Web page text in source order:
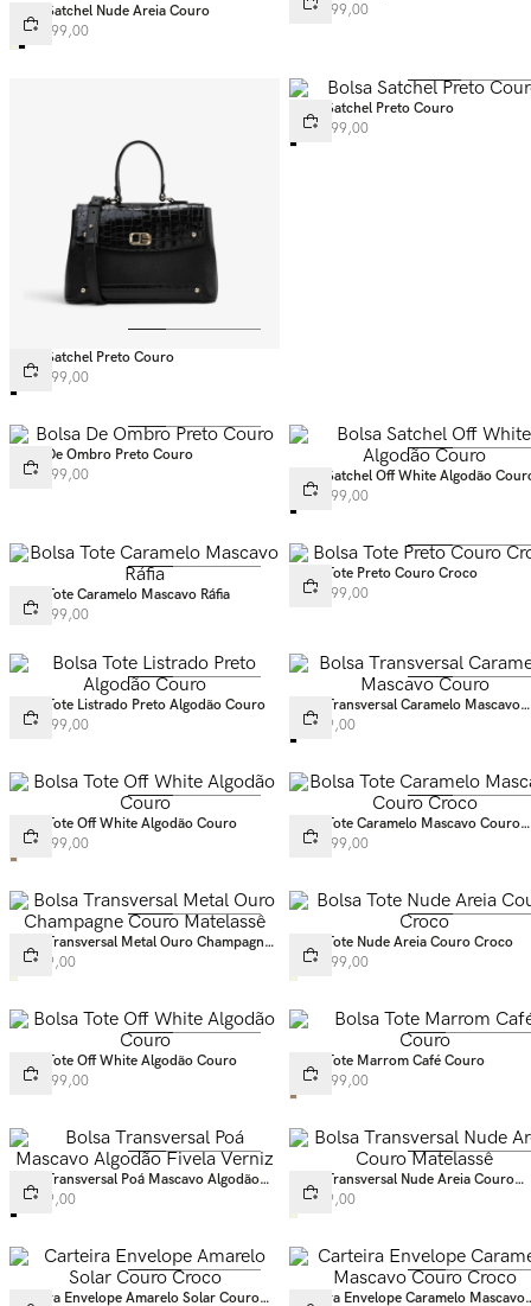
Bolsa Satchel Nude Areia Couro
R$ 1 399,00
R$ 1 499,00
Bolsa Satchel Preto Couro
R$ 1 399,00
Bolsa Satchel Preto Couro
R$ 1 599,00
Bolsa De Ombro Preto Couro
R$ 1 599,00
Bolsa Satchel Off White Algodão
R$ 1 599,00
Bolsa Tote Caramelo Mascavo Ráfia
R$ 1 499,00
Bolsa Tote Preto Couro Croco
R$ 1 499,00
Bolsa Tote Listrado Preto Algodão Couro
R$ 1 699,00
Bolsa Transversal Caramelo Mascavo
Couro
R$ 899,00
Bolsa Tote Off White Algodão Couro
R$ 1 599,00
Bolsa Tote Caramelo Mascavo Couro
Croco
R$ 1 499,00
Bolsa Transversal Metal Ouro Champagne
Couro Matelassê
R$ 799,00
Bolsa Tote Nude Areia Couro Croco
R$ 1 699,00
Bolsa Tote Off White Algodão Couro
R$ 1 499,00
Bolsa Tote Marrom Café Couro
R$ 1 599,00
Bolsa Transversal Poá Mascavo Algodão
Fivela Verniz
R$ 899,00
Bolsa Transversal Nude Areia Couro
Matelassê
R$ 749,00
Carteira Envelope Amarelo Solar Couro Carteira Envelope Caramelo Mascavo